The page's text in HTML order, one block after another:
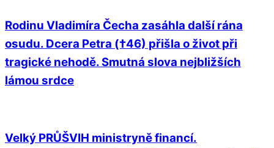
Rodinu Vladimíra Čecha zasáhla další rána
osudu. Dcera Petra (†46) přišla o život při
tragické nehodě. Smutná slova nejbližších
lámou srdce
Velký PRŮŠVIH ministryně financí.